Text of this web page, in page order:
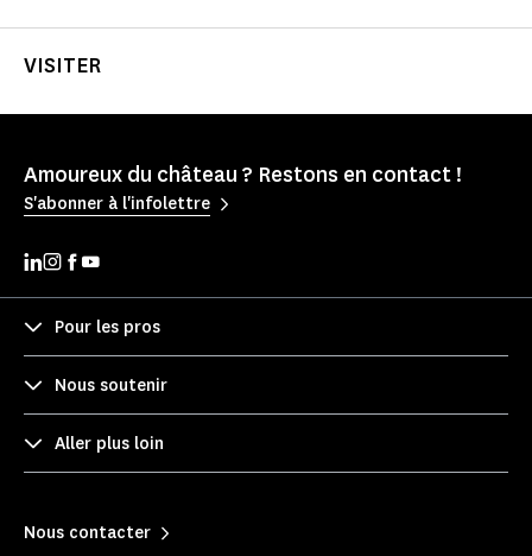
VISITER
Amoureux du château ? Restons en contact !
S'abonner à l'infolettre
Pour les pros
Nous soutenir
Aller plus loin
Nous contacter